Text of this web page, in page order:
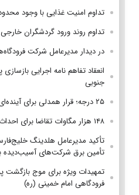
تداوم امنیت غذایی با وجود
تداوم روند ورود گردشگران
در دیدار مدیرعامل شرکت
انعقاد تفاهم نامه اجرایی
جنوبی
۲۵ درجه؛ قرار همدلی برای آینده‌ای روشن
۱۴۸ هزار مگاوات تقاضا برای احداث نیروگاه ثبت شد
تأکید مدیرعامل هلدینگ
تأمین برق شرکت‌های آسیب‌دیده
تمهیدات ویژه برای موج بازگشت
فرودگاهی امام خمینی (ره)